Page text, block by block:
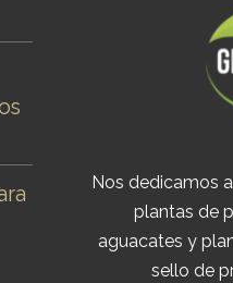
Nos dedicamos
plantas de
aguacates y
sello de